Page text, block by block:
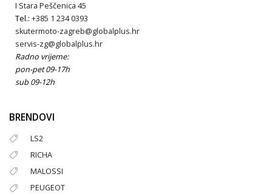
I Stara Peščenica 45
Tel.: +385 1 234 0393
skutermoto-zagreb@globalplus.hr
servis-zg@globalplus.hr
Radno vrijeme:
pon-pet 09-17h
sub 09-12h
BRENDOVI
LS2
RICHA
MALOSSI
PEUGEOT